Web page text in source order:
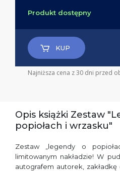
Produkt dostępny
KUP
Najniższa cena z 30 dni przed
Opis książki Zestaw
popiołach i wrzasku"
Zestaw „legendy o
limitowanym nakładzie! W
autografem autorek,